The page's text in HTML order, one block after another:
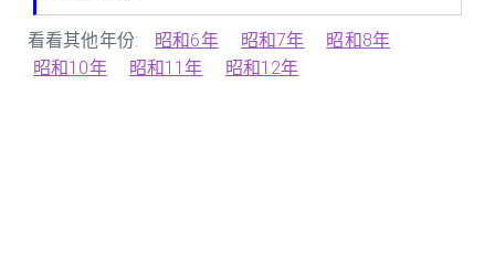
看看其他年份: 昭和6年 昭和7年
昭和8年
昭和10年
昭和11年 昭和12年